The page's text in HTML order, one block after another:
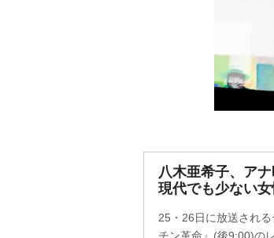
八木亜希子、ア
現代でも少ない
25・26日に放送され